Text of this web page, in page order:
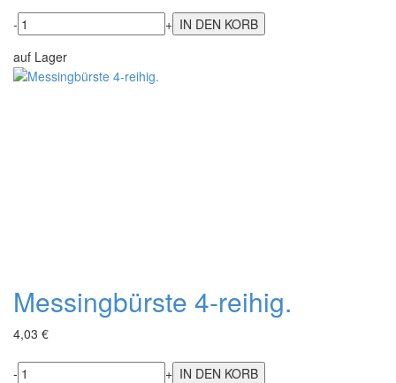
-
+
auf Lager
Messingbürste 4-reihig.
4,03 €
-
+